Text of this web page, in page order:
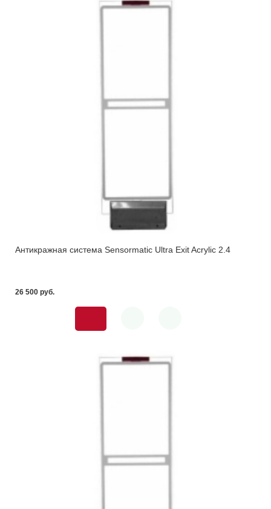
Антикражная система Sensormatic Ultra Exit Acrylic 2.4
26 500 pуб.